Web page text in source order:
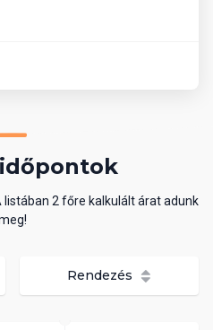
2 főre kalkulált árat adunk
Rendezés